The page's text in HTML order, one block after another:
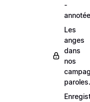
-
Les
anges
dans
nos